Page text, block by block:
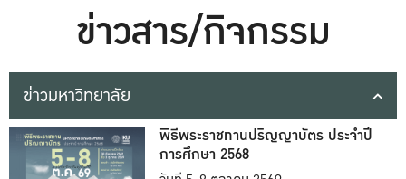
ข่าวสาร/กิจกรรม
ข่าวมหาวิทยาลัย
พิธีพระราชทานปริญญาบัตร ประจำปี
การศึกษา 2568